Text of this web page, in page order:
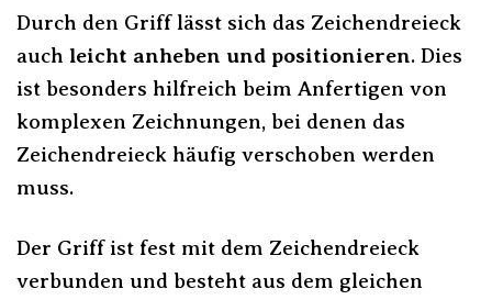
Durch den Griff lässt sich das Zeichendreieck
auch leicht anheben und positionieren. Dies
ist besonders hilfreich beim Anfertigen von
komplexen Zeichnungen, bei denen das
Zeichendreieck häufig verschoben werden
muss.
Der Griff ist fest mit dem Zeichendreieck
verbunden und besteht aus dem gleichen